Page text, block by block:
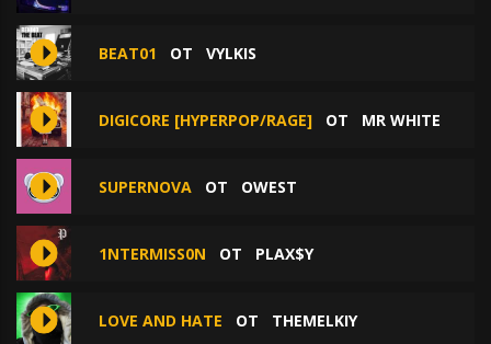
BEAT01 ОТ VYLKIS
DIGICORE [HYPERPOP/RAGE] ОТ MR WHITE
SUPERNOVA ОТ OWEST
1NTERMISS0N ОТ PLAX$Y
LOVE AND HATE ОТ THEMELKIY